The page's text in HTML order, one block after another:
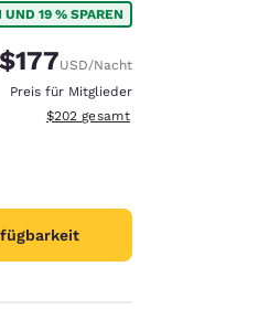
19 % SPAREN
Preis:
Preis:
$177USD/Nacht
Preis für Mitglieder
Geschätzte Gesamtdetails
$202 gesamt